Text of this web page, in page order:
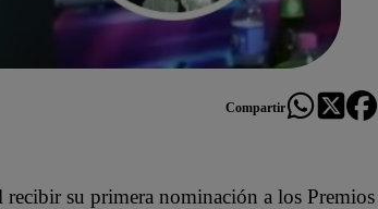
Compartir
recibir su primera nominación a los Premios